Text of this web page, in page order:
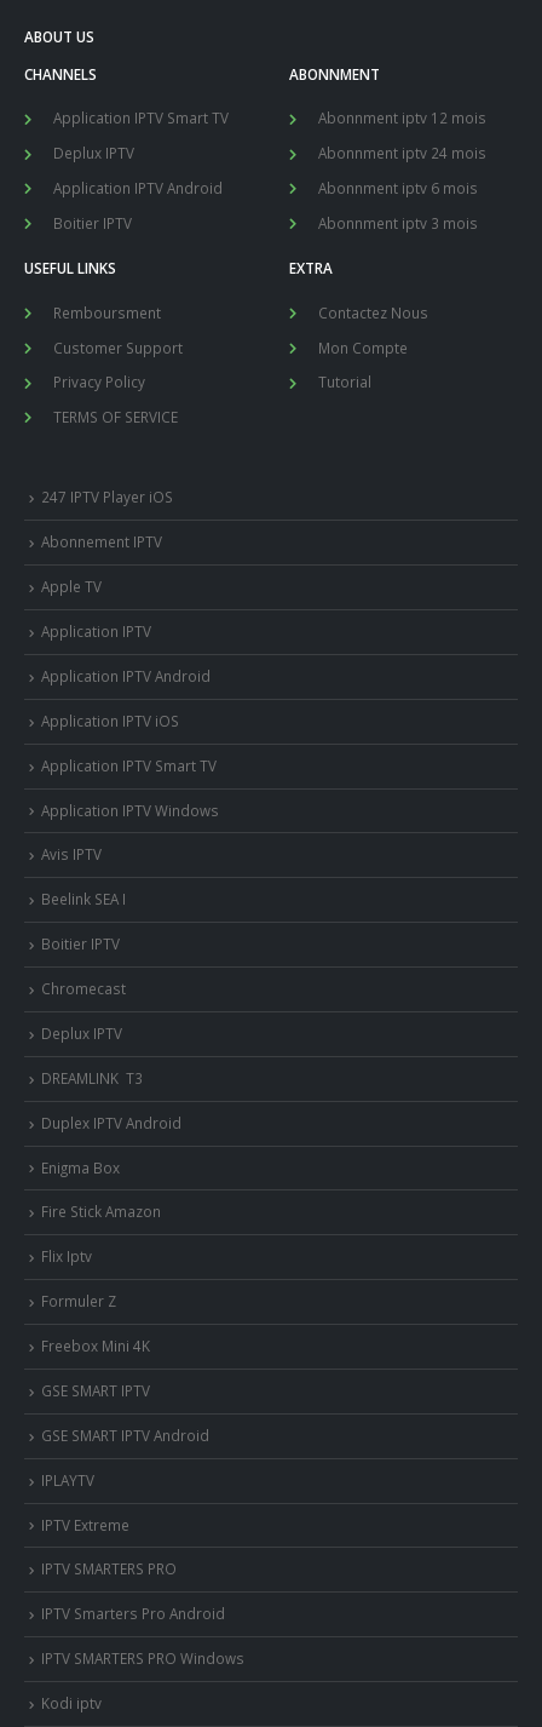
ABOUT US
CHANNELS
Application IPTV Smart TV
Deplux IPTV
Application IPTV Android
Boitier IPTV
ABONNMENT
Abonnment iptv 12 mois
Abonnment iptv 24 mois
Abonnment iptv 6 mois
Abonnment iptv 3 mois
USEFUL LINKS
Remboursment
Customer Support
Privacy Policy
TERMS OF SERVICE
EXTRA
Contactez Nous
Mon Compte
Tutorial
247 IPTV Player iOS
Abonnement IPTV
Apple TV
Application IPTV
Application IPTV Android
Application IPTV iOS
Application IPTV Smart TV
Application IPTV Windows
Avis IPTV
Beelink SEA I
Boitier IPTV
Chromecast
Deplux IPTV
DREAMLINK T3
Duplex IPTV Android
Enigma Box
Fire Stick Amazon
Flix Iptv
Formuler Z
Freebox Mini 4K
‎GSE SMART IPTV
GSE SMART IPTV Android
IPLAYTV
IPTV Extreme
IPTV SMARTERS PRO
IPTV Smarters Pro Android
IPTV SMARTERS PRO Windows
Kodi iptv